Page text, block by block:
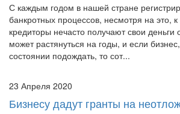
С каждым годом в нашей стране
банкротных процессов, несмотря на это,
кредиторы нечасто получают свои
может растянуться на годы, и если
состоянии подождать, то сот...
23 Апреля 2020
Бизнесу дадут гранты на